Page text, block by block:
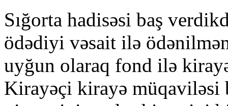
Sığorta hadisəsi baş
ödədiyi vəsait ilə
uyğun olaraq fond ilə
Kirayəçi kirayə müqaviləsi